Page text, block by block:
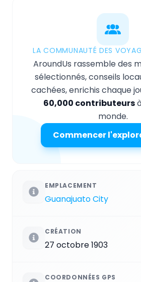
LA COMMUNAUTÉ DES
AroundUs rassemble des
sélectionnés, conseils
cachées, enrichis chaque
60,000 contributeurs
monde.
Commencer
EMPLACEMENT
Guanajuato City
CRÉATION
27 octobre 1903
COORDONNÉES GPS